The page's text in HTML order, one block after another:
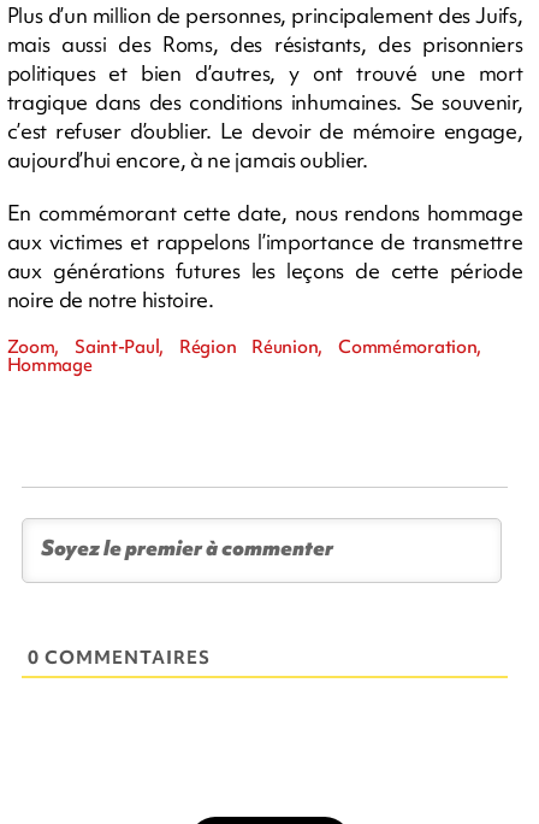
Plus d’un million de personnes, principalement des Juifs,
mais aussi des Roms, des résistants, des prisonniers
politiques et bien d’autres, y ont trouvé une mort
tragique dans des conditions inhumaines. Se souvenir,
c’est refuser d’oublier. Le devoir de mémoire engage,
aujourd’hui encore, à ne jamais oublier.
En commémorant cette date, nous rendons hommage
aux victimes et rappelons l’importance de transmettre
aux générations futures les leçons de cette période
noire de notre histoire.
Zoom, Saint-Paul, Région Réunion, Commémoration,
Hommage
0 COMMENTAIRES